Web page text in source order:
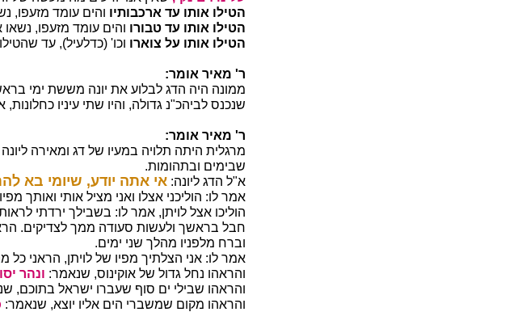
הטילו אותו עד ארכבותיו והים עומד מזעפו,
הטילו אותו עד טבורו והים עומד מזעפו,
הטילו אותו על צוארו וכו' (כדלעיל), עד
ר' מאיר אומר:
ממונה היה הדג לבלוע את יונה מששת ימי
שנכנס לביהכ"נ גדולה, והיו שתי עיניו
ר' מאיר אומר:
מרגלית היתה תלויה במעיו של דג ומאירה
שבימים ובתהומות.
א"ל הדג ליונה: אי אתה יודע, שיומי בא
אמר לו: הוליכני אצלו ואני מציל אותי ואותך
הוליכו אצל לויתן, אמר לו: בשבילך ירדתי
חבל בראשך ולעשות סעודה ממך לצדיקים.
וברח מלפניו מהלך שני ימים.
אמר לו: אני הצלתיך מפיו של לויתן, הראני כל
והראהו נחל גדול של אוקינוס, שנאמר: ונהר
והראהו שבילי ים סוף שעברו ישראל בתוכם,
והראהו מקום שמשברי הים אליו יוצא, שנאמר: